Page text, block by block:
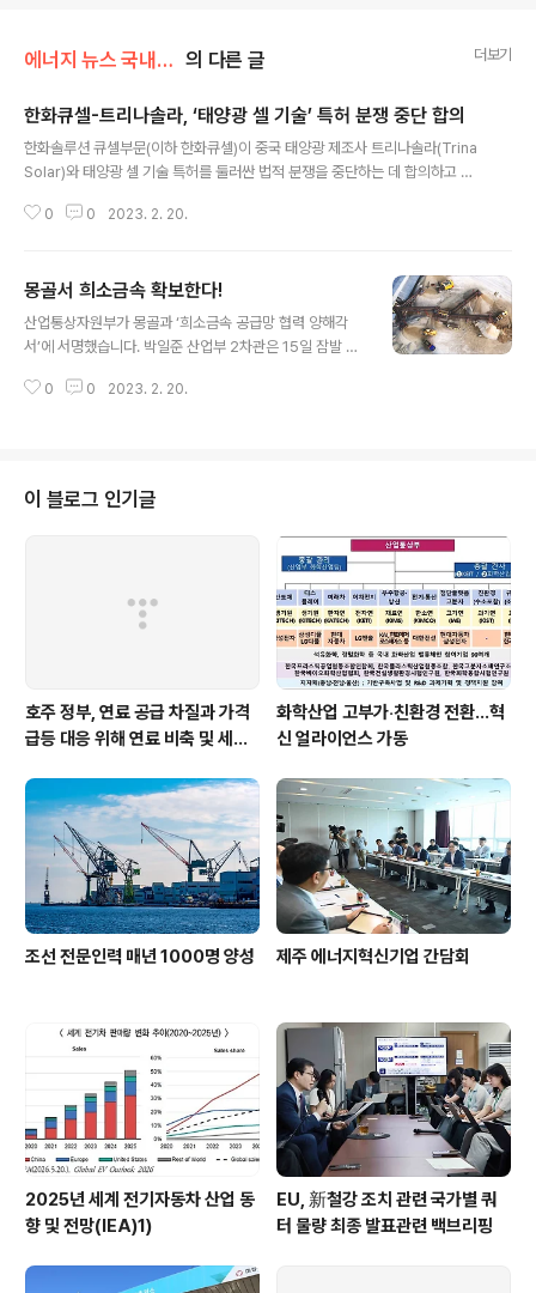
에너지 뉴스 국내&해외 의 다른 글 더보기
한화큐셀-트리나솔라, ‘태양광 셀 기술’ 특허 분쟁 중단 합의
한화솔루션 큐셀부문(이하 한화큐셀)이 중국 태양광 제조사 트리나솔라(Trina
Solar)와 태양광 셀 기술 특허를 둘러싼 법적 분쟁을 중단하는 데 합의하고 라
특허를 양도받고, 트리나솔라는 한화큐셀의 특허 기술이 적용된 제품을 생산하
Passivated Emitter Rear Cell) 기술 특허다. 퍼크 셀은 현재 전세계에 유통
되고 있는 태양광 제품 중 대부분을 차지하는 제품으로, 한화큐셀은 자체 개발
한 퍼크 기술을 적용하여 고효율, 고품질의 태양광 모듈을 양산하고 있다..
0 0 2023. 2. 20.
몽골서 희소금속 확보한다!
산업통상자원부가 몽골과 ‘희소금속 공급망 협력 양해각
서’에 서명했습니다. 박일준 산업부 2차관은 15일 잠발 간
연내 양국 정부 간 희소금속 협력위원회를 신설해 희소금
라 불리는 희토류가 대량 매장돼 있는 것으로 추정되지만
기술과 인프라 부족으로 탐사와 개발이 저조한 실정입니
다. 이에 산업부는 우리의 우수한 광물 채굴‧가공 기술과 몽
골의 풍부한 희소금속자원을 결합해 상호 윈-윈 할 수 있도
록 올해 초 몽골 측에 정부 간 협력을 공식 제안해 이번에
결실을 맺었습니다. 원문출처: 산업통..
0 0 2023. 2. 20.
이 블로그 인기글
호주 정부, 연료 공급 차질과 가격
급등 대응 위해 연료 비축 및 세제
화학산업 고부가‧친환경 전환…혁
신 얼라이언스 가동
조선 전문인력 매년 1000명 양성 제주 에너지혁신기업 간담회
2025년 세계 전기자동차 산업 동
향 및 전망(IEA)1)
EU, 新철강 조치 관련 국가별 쿼
터 물량 최종 발표관련 백브리핑